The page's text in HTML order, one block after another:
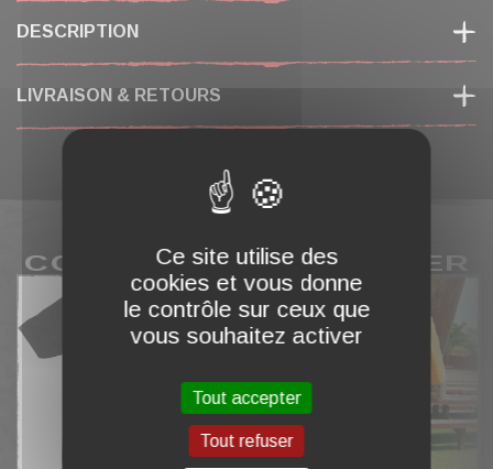
DESCRIPTION
LIVRAISON & RETOURS
COMPLÉTER MON PANIER
Ce site utilise des
cookies et vous donne
le contrôle sur ceux que
vous souhaitez activer
Tout accepter
Tout refuser